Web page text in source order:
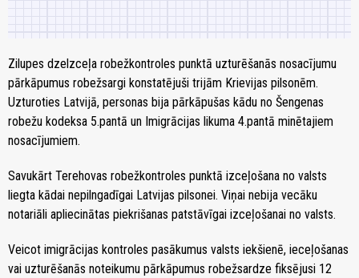
Zilupes dzelzceļa robežkontroles punktā uzturēšanās nosacījumu
pārkāpumus robežsargi konstatējuši trijām Krievijas pilsonēm.
Uzturoties Latvijā, personas bija pārkāpušas kādu no Šengenas
robežu kodeksa 5.pantā un Imigrācijas likuma 4.pantā minētajiem
nosacījumiem.
Savukārt Terehovas robežkontroles punktā izceļošana no valsts
liegta kādai nepilngadīgai Latvijas pilsonei. Viņai nebija vecāku
notariāli apliecinātas piekrišanas patstāvīgai izceļošanai no valsts.
Veicot imigrācijas kontroles pasākumus valsts iekšienē, ieceļošanas
vai uzturēšanās noteikumu pārkāpumus robežsardze fiksējusi 12